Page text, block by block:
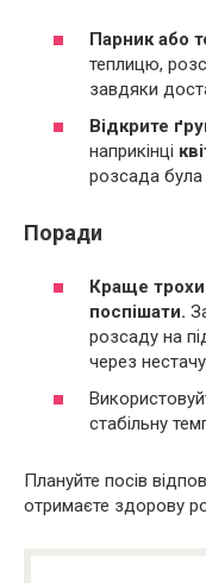
Парник або
теплицю,
завдяки
Відкрите
наприкінці
розсада
Поради
Краще трохи
поспішати.
розсаду на
через
стабільну
Плануйте посів
отримаєте здорову